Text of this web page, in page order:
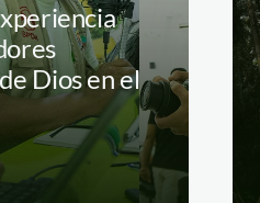
Dios en el